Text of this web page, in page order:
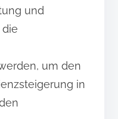
und
um den
in